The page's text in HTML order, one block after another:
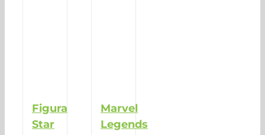
Figura
Star
Marvel
Legends